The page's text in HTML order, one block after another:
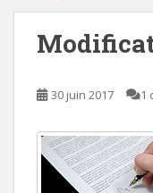
30 juin 2017 1